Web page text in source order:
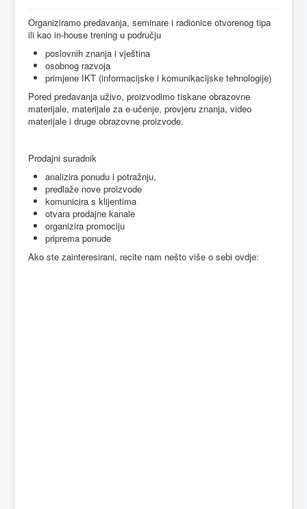
Organiziramo predavanja, seminare i radionice otvorenog tipa
ili kao in-house trening u području
poslovnih znanja i vještina
osobnog razvoja
primjene IKT (informacijske i komunikacijske tehnologije)
Pored predavanja uživo, proizvodimo tiskane obrazovne
materijale, materijale za e-učenje, provjeru znanja, video
materijale i druge obrazovne proizvode.
Prodajni suradnik
analizira ponudu i potražnju,
predlaže nove proizvode
komunicira s klijentima
otvara prodajne kanale
organizira promociju
priprema ponude
Ako ste zainteresirani, recite nam nešto više o sebi ovdje: